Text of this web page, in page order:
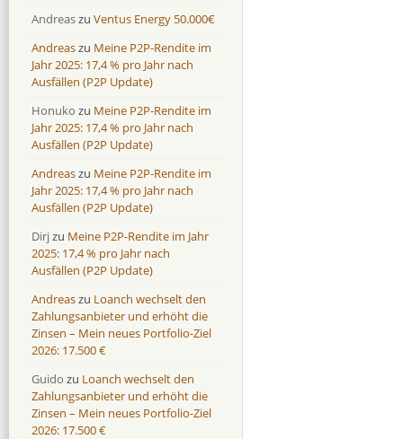
Andreaszu Ventus Energy 50.000€
Andreaszu Meine P2P-Rendite im
Jahr 2025: 17,4 % pro Jahr nach
Ausfällen (P2P Update)
Honuko zu Meine P2P-Rendite im
Jahr 2025: 17,4 % pro Jahr nach
Ausfällen (P2P Update)
Andreaszu Meine P2P-Rendite im
Jahr 2025: 17,4 % pro Jahr nach
Ausfällen (P2P Update)
Dirjzu Meine P2P-Rendite im Jahr
2025: 17,4 % pro Jahr nach
Ausfällen (P2P Update)
Andreaszu Loanch wechselt den
Zahlungsanbieter und erhöht die
Zinsen – Mein neues Portfolio-Ziel
2026: 17.500 €
Guido zu Loanch wechselt den
Zahlungsanbieter und erhöht die
Zinsen – Mein neues Portfolio-Ziel
2026: 17.500 €